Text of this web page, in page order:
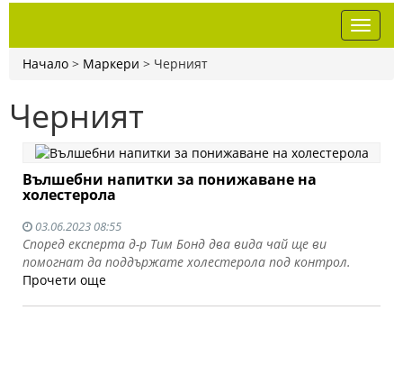
Начало > Маркери > Черният
Черният
Вълшебни напитки за понижаване на
холестерола
03.06.2023 08:55
Според експерта д-р Тим Бонд два вида чай ще ви
помогнат да поддържате холестерола под контрол.
Прочети още